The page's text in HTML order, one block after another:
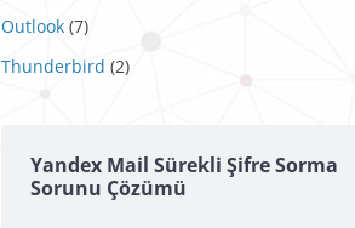
Outlook (7)
Thunderbird (2)
Yandex Mail Sürekli Şifre Sorma
Sorunu Çözümü